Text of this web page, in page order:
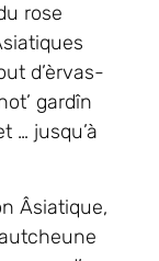
rose
d’èrvas-
gardîn
… jusqu’à
Âsiatique,